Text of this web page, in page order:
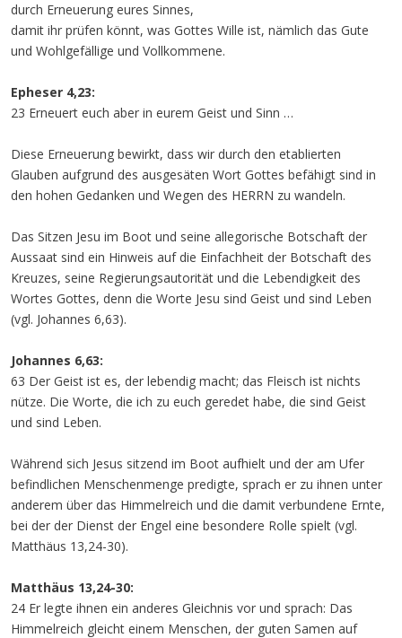
durch Erneuerung eures Sinnes,
damit ihr prüfen könnt, was Gottes Wille ist, nämlich das Gute
und Wohlgefällige und Vollkommene.
Epheser 4,23:
23 Erneuert euch aber in eurem Geist und Sinn …
Diese Erneuerung bewirkt, dass wir durch den etablierten
Glauben aufgrund des ausgesäten Wort Gottes befähigt sind in
den hohen Gedanken und Wegen des HERRN zu wandeln.
Das Sitzen Jesu im Boot und seine allegorische Botschaft der
Aussaat sind ein Hinweis auf die Einfachheit der Botschaft des
Kreuzes, seine Regierungsautorität und die Lebendigkeit des
Wortes Gottes, denn die Worte Jesu sind Geist und sind Leben
(vgl. Johannes 6,63).
Johannes 6,63:
63 Der Geist ist es, der lebendig macht; das Fleisch ist nichts
nütze. Die Worte, die ich zu euch geredet habe, die sind Geist
und sind Leben.
Während sich Jesus sitzend im Boot aufhielt und der am Ufer
befindlichen Menschenmenge predigte, sprach er zu ihnen unter
anderem über das Himmelreich und die damit verbundene Ernte,
bei der der Dienst der Engel eine besondere Rolle spielt (vgl.
Matthäus 13,24-30).
Matthäus 13,24-30:
24 Er legte ihnen ein anderes Gleichnis vor und sprach: Das
Himmelreich gleicht einem Menschen, der guten Samen auf